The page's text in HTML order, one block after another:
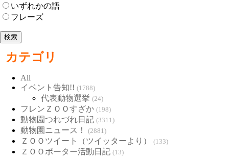
いずれかの語
フレーズ
カテゴリ
All
イベント告知!! (1788)
代表動物選挙 (24)
フレンＺＯＯすざか (198)
動物園つれづれ日記 (3311)
動物園ニュース！ (2881)
ＺＯＯツイート（ツイッターより） (133)
ＺＯＯポーター活動日記 (13)